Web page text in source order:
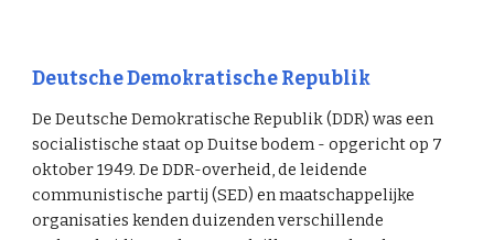
Deutsche Demokratische Republik
De Deutsche Demokratische Republik (DDR) was een
socialistische staat op Duitse bodem - opgericht op 7
oktober 1949. De DDR-overheid, de leidende
communistische partij (SED) en maatschappelijke
organisaties kenden duizenden verschillende